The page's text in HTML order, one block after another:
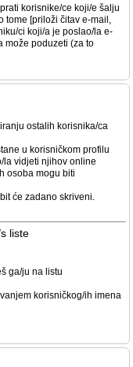
korisnike/ce koji/e šalju
tome [priloži čitav e-mail,
ci koji/a je poslao/la e-
može poduzeti (za to
ostalih korisnika/ca
u korisničkom profilu
vidjeti njihov online
osoba mogu biti
će zadano skriveni.
liste
ga/ju na listu
korisničkog/ih imena